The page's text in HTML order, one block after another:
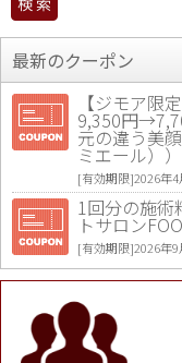
最新のクーポン
【ジモア限
9,350円
元の違う美
ミエール））
[有効期限]2026年
1回分の施術
トサロンFOO
[有効期限]2026年9
値段提示後
P！※チケッ
駅前店）
[有効期限]2026年